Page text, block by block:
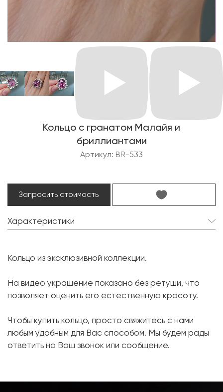
Кольцо с гранатом Малайя и
бриллиантами
Артикул: BR-533
Запросить стоимость
Характеристики
Форма огранки:
Бриллиант:
8 шт. 0.45 карат.
Форма огранки:
Маркиз
Бриллиант:
12 шт. 0.59 карат.
Форма огранки:
Круг
Белое золото, 750 проба
Размер:
17
Кольцо из эксклюзивной коллекции.
На видео украшение показано без ретуши, что
позволяет оценить его естественную красоту.
Чтобы купить кольцо, просто свяжитесь с нами
любым удобным для Вас способом. Мы будем рады
ответить на Ваш звонок или сообщение.